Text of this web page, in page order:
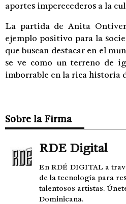
aportes imperecederos a la
La partida de Anita
ejemplo positivo para la
que buscan destacar en el
se ve como un terreno de
imborrable en la rica historia
Sobre la Firma
RDE Digital
En RDÉ DIGITAL a
de la tecnología para
talentosos artistas.
Dominicana.